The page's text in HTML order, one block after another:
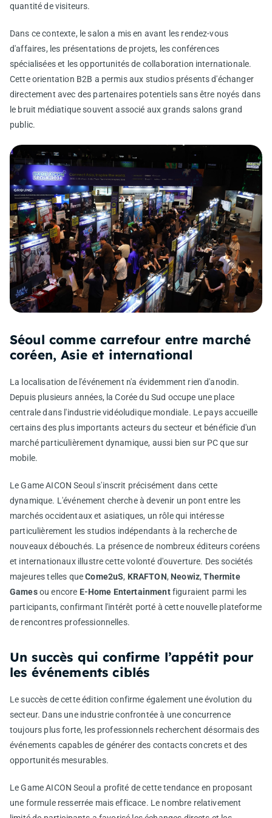
quantité de visiteurs.
Dans ce contexte, le salon a mis en avant les rendez-vous
d'affaires, les présentations de projets, les conférences
spécialisées et les opportunités de collaboration internationale.
Cette orientation B2B a permis aux studios présents d'échanger
directement avec des partenaires potentiels sans être noyés dans
le bruit médiatique souvent associé aux grands salons grand
public.
Séoul comme carrefour entre marché
coréen, Asie et international
La localisation de l'événement n'a évidemment rien d'anodin.
Depuis plusieurs années, la Corée du Sud occupe une place
centrale dans l'industrie vidéoludique mondiale. Le pays accueille
certains des plus importants acteurs du secteur et bénéficie d'un
marché particulièrement dynamique, aussi bien sur PC que sur
mobile.
Le Game AICON Seoul s'inscrit précisément dans cette
dynamique. L'événement cherche à devenir un pont entre les
marchés occidentaux et asiatiques, un rôle qui intéresse
particulièrement les studios indépendants à la recherche de
nouveaux débouchés. La présence de nombreux éditeurs coréens
et internationaux illustre cette volonté d'ouverture. Des sociétés
majeures telles queCome2uS, KRAFTON, Neowiz,Thermite
Gamesou encore E-Home Entertainmentfiguraient parmi les
participants, confirmant l'intérêt porté à cette nouvelle plateforme
de rencontres professionnelles.
Un succès qui confirme l’appétit pour
les événements ciblés
Le succès de cette édition confirme également une évolution du
secteur. Dans une industrie confrontée à une concurrence
toujours plus forte, les professionnels recherchent désormais des
événements capables de générer des contacts concrets et des
opportunités mesurables.
Le Game AICON Seoul a profité de cette tendance en proposant
une formule resserrée mais efficace. Le nombre relativement